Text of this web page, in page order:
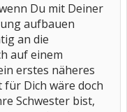
Du mit Deiner
aufbauen
an die
auf einem
erstes näheres
Dich wäre doch
Schwester bist,